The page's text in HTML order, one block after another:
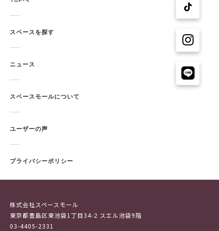
スペースを探す
ニュース
スペースモールについて
ユーザーの声
プライバシーポリシー
株式会社スペースモール
東京都豊島区東池袋1丁目34-2 スエル池袋9階
03-4405-2331